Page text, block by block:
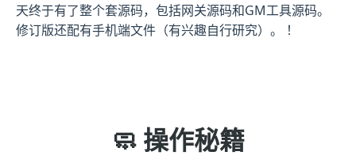
天终于有了整个套源码，包括网关源码和GM工具源码。
修订版还配有手机端文件（有兴趣自行研究）。 ！
🧼 操作秘籍